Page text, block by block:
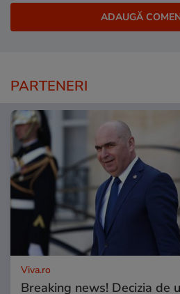
PARTENERI
Viva.ro
Breaking news! Decizia de